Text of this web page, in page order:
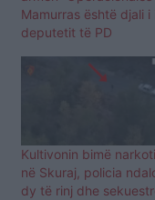
Mamurras është djali i
deputetit të PD
Kultivonin bimë
në Skuraj, policia
dy të rinj dhe